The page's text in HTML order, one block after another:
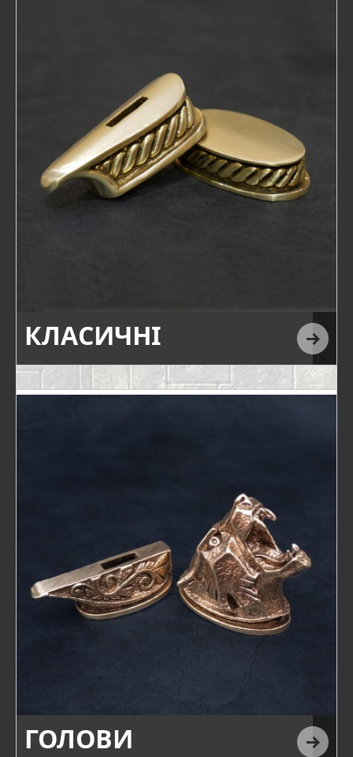
КЛАСИЧНІ
ГОЛОВИ